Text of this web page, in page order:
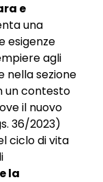
e
una
esigenze
agli
nella sezione
un contesto
il nuovo
36/2023)
ciclo di vita
la